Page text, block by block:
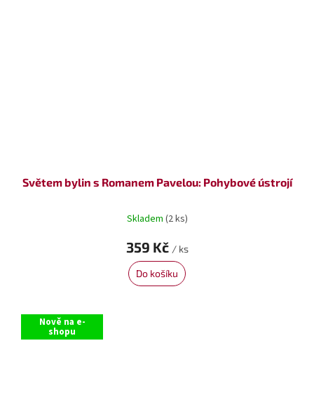
Světem bylin s Romanem Pavelou: Pohybové ústrojí
Skladem (2 ks)
359 Kč / ks
Do košíku
Nově na e-
shopu